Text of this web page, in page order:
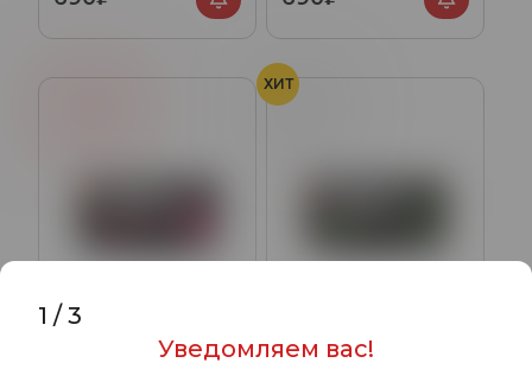
Take с ароматом
ХИТ
Чай
Take с ароматом
1 /3
Уведомляем вас!